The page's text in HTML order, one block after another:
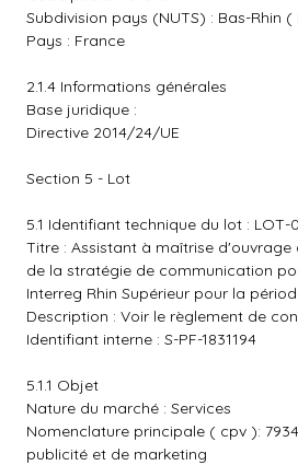
Subdivision pays (NUTS) : Bas-Rhin (
Pays : France
2.1.4 Informations générales
Base juridique :
Directive 2014/24/UE
Section 5 - Lot
5.1 Identifiant technique du lot : LOT-
Titre : Assistant à maîtrise d'ouvrage
de la stratégie de communication
Interreg Rhin Supérieur pour la
Description : Voir le règlement de
Identifiant interne : S-PF-1831194
5.1.1 Objet
Nature du marché : Services
Nomenclature principale ( cpv ):
publicité et de marketing